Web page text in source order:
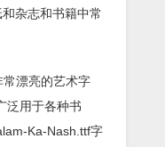
杂志和书籍中常
漂亮的艺术字
泛用于各种书
Ka-Nash.ttf字